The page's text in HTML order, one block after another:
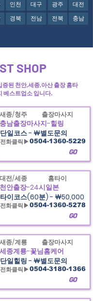
인천
경북
대구
전남
광주
전북
대전
충남
SHOP
증된 천안,세종,아산 출장 홈타
베스트업소 입니다.
새종/청주 출장마사지
충남출장마사지-힐링
단일코스 - ￦별도문의
전화클릭▶ 0504-1360-5229
GO
대전/세종 홈타이
천안출장-24시일본
타이코스(60분) - ￦50,000
전화클릭▶ 0504-1360-5278
GO
새종/계룡 출장마사지
세종계룡-꽃님홈케어
단일힐링 - ￦별도문의
전화클릭▶ 0504-3180-1366
GO